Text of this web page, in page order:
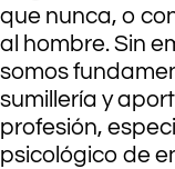
que nunca, o
al hombre. Sin
somos
sumillería y
profesión,
psicológico de